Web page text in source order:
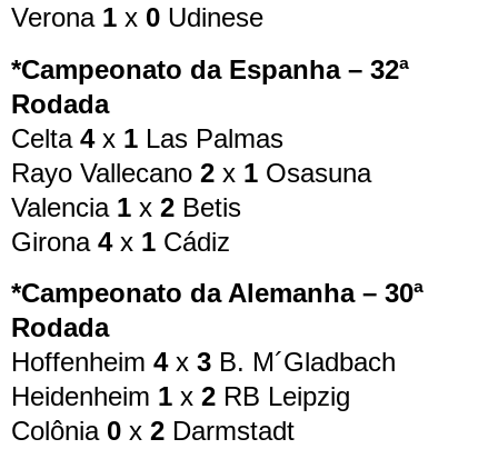
Verona 1 x 0 Udinese
*Campeonato da Espanha – 32ª
Rodada
Celta 4x 1 Las Palmas
Rayo Vallecano 2 x 1 Osasuna
Valencia 1 x 2 Betis
Girona 4x 1 Cádiz
*Campeonato da Alemanha – 30ª
Rodada
Hoffenheim 4x 3 B. M´Gladbach
Heidenheim 1 x 2 RB Leipzig
Colônia 0 x 2 Darmstadt